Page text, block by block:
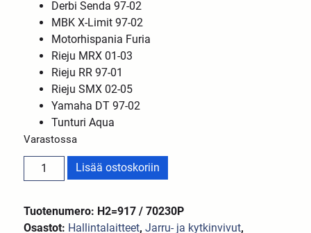
Derbi Senda 97-02
MBK X-Limit 97-02
Motorhispania Furia
Rieju MRX 01-03
Rieju RR 97-01
Rieju SMX 02-05
Yamaha DT 97-02
Tunturi Aqua
Varastossa
Lisää ostoskoriin
Tuotenumero: H2=917 / 70230P
Osastot: Hallintalaitteet,Jarru- ja kytkinvivut,